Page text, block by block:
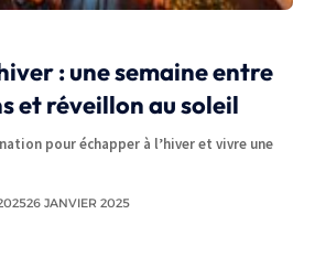
: une semaine entre
et réveillon au soleil
pour échapper à l’hiver et vivre une
26 JANVIER 2025